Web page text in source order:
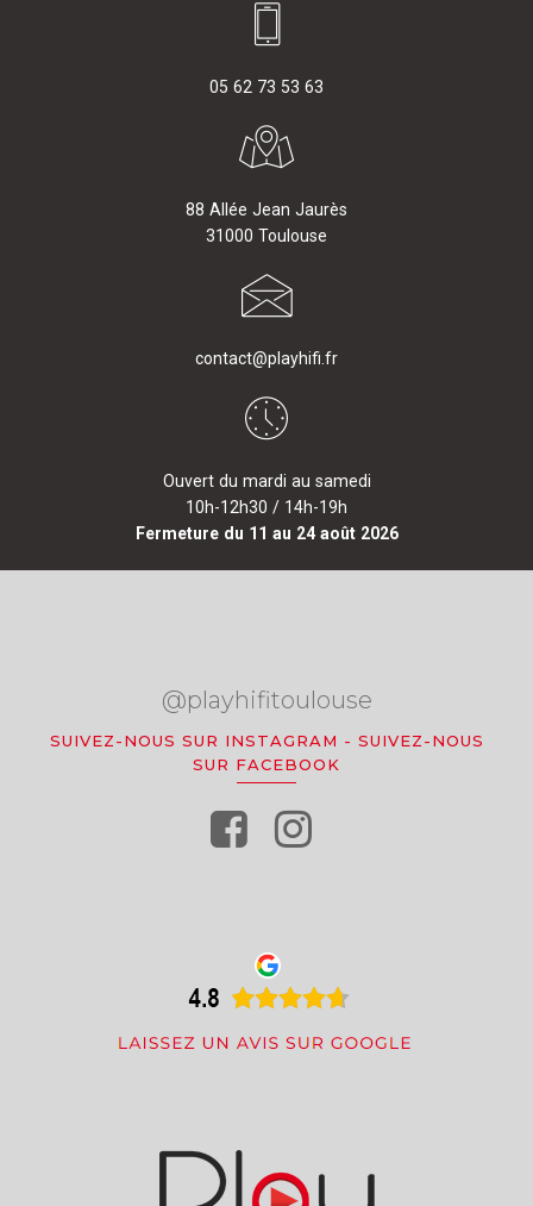
05 62 73 53 63
88 Allée Jean Jaurès
31000 Toulouse
contact@playhifi.fr
Ouvert du mardi au samedi
10h-12h30 / 14h-19h
Fermeture du 11 au 24 août 2026
@playhifitoulouse
SUIVEZ-NOUS SUR INSTAGRAM - SUIVEZ-NOUS
SUR FACEBOOK